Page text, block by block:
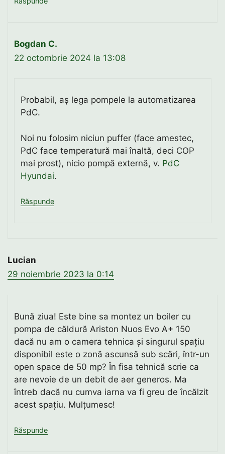
Bogdan C.
22 octombrie 2024 la 13:08
Probabil, aș lega pompele la automatizarea
PdC.
Noi nu folosim niciun puffer (face amestec,
PdC face temperatură mai înaltă, deci COP
mai prost), nicio pompă externă, v. PdC
Hyundai.
Răspunde
Lucian
29 noiembrie 2023 la 0:14
Bună ziua! Este bine sa montez un boiler cu
pompa de căldură Ariston Nuos Evo A+ 150
dacă nu am o camera tehnica și singurul spațiu
disponibil este o zonă ascunsă sub scări, într-un
open space de 50 mp? În fisa tehnică scrie ca
are nevoie de un debit de aer generos. Ma
întreb dacă nu cumva iarna va fi greu de încălzit
acest spațiu. Mulțumesc!
Răspunde